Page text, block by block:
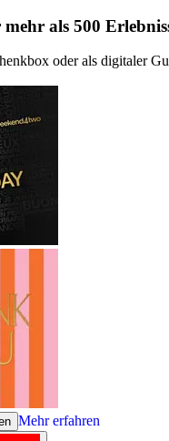
als 500
oder als digitaler
Mehr erfahren